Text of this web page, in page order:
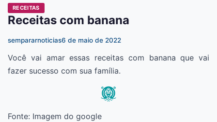
RECEITAS
Receitas com banana
sempararnoticias6 de maio de 2022
Você vai amar essas receitas com banana que vai
fazer sucesso com sua família.
Fonte: Imagem do google